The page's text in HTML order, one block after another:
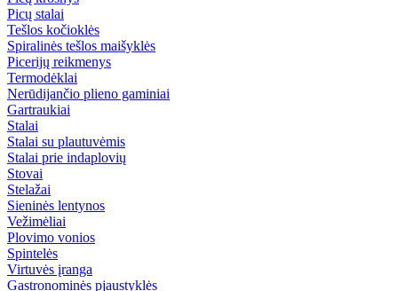
Picų stalai
Tešlos kočioklės
Spiralinės tešlos maišyklės
Picerijų reikmenys
Termodėklai
Nerūdijančio plieno gaminiai
Gartraukiai
Stalai
Stalai su plautuvėmis
Stalai prie indaplovių
Stovai
Stelažai
Sieninės lentynos
Vežimėliai
Plovimo vonios
Spintelės
Virtuvės įranga
Gastronominės pjaustyklės